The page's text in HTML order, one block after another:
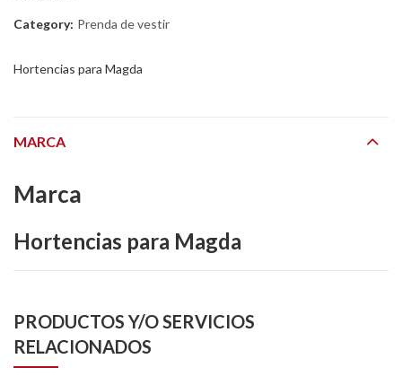
Category: Prenda de vestir
Hortencias para Magda
MARCA
Marca
Hortencias para Magda
PRODUCTOS Y/O SERVICIOS
RELACIONADOS